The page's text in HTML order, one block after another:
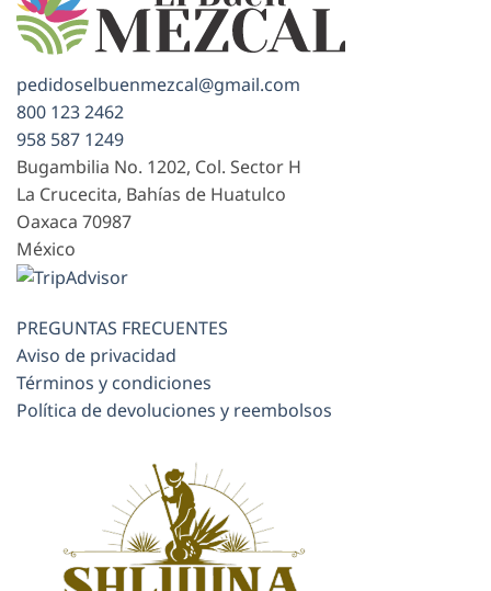
pedidoselbuenmezcal@gmail.com
800 123 2462
958 587 1249
Bugambilia No. 1202, Col. Sector H
La Crucecita, Bahías de Huatulco
Oaxaca 70987
México
PREGUNTAS FRECUENTES
Aviso de privacidad
Términos y condiciones
Política de devoluciones y reembolsos